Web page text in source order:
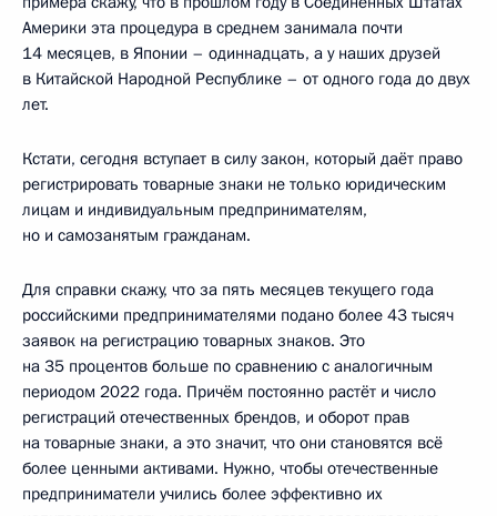
Америки эта процедура в среднем занимала почти
14 месяцев, в Японии – одиннадцать, а у наших друзей
в Китайской Народной Республике – от одного года до двух
лет.
Кстати, сегодня вступает в силу закон, который даёт право
регистрировать товарные знаки не только юридическим
лицам и индивидуальным предпринимателям,
но и самозанятым гражданам.
Для справки скажу, что за пять месяцев текущего года
российскими предпринимателями подано более 43 тысяч
заявок на регистрацию товарных знаков. Это
на 35 процентов больше по сравнению с аналогичным
периодом 2022 года. Причём постоянно растёт и число
регистраций отечественных брендов, и оборот прав
на товарные знаки, а это значит, что они становятся всё
более ценными активами. Нужно, чтобы отечественные
предприниматели учились более эффективно их